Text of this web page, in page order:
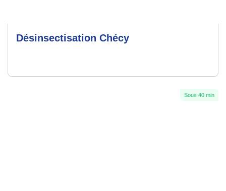
Désinsectisation Chécy
Sous 40 min